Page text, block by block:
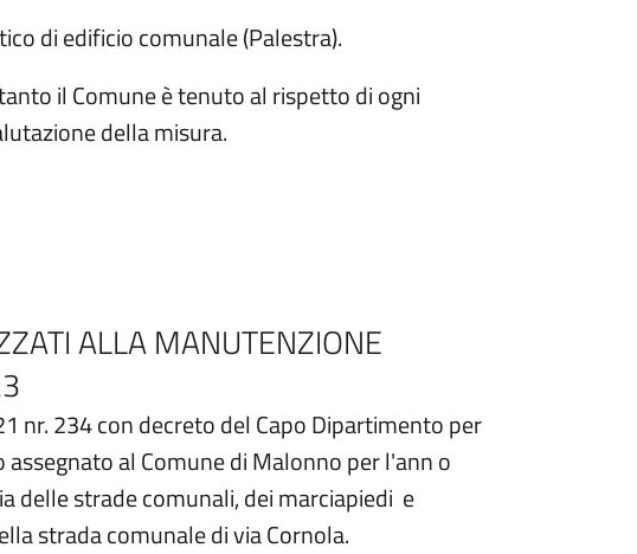
di edificio comunale (Palestra).
il Comune è tenuto al rispetto di ogni
della misura.
ALLA MANUTENZIONE
nr. 234 con decreto del Capo Dipartimento per
al Comune di Malonno per l'ann o
delle strade comunali, dei marciapiedi e
strada comunale di via Cornola.